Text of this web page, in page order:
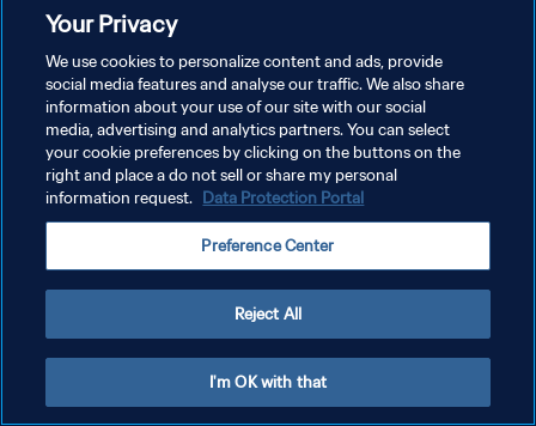
2023.
POLITIQUE DE CONFIDENTIALITÉ
CONDITIONS D'UTILISATION
GÉRER VOS PRÉFÉRENCES SUR LES COOKIES
Your Privacy
We use cookies to personalize content and ads, provide
social media features and analyse our traffic. We also share
information about your use of our site with our social
media, advertising and analytics partners. You can select
your cookie preferences by clicking on the buttons on the
right and place a do not sell or share my personal
information request. Data Protection Portal
Preference Center
Reject All
I'm OK with that